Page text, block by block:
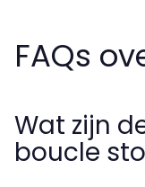
FAQs
Wat zijn
boucle